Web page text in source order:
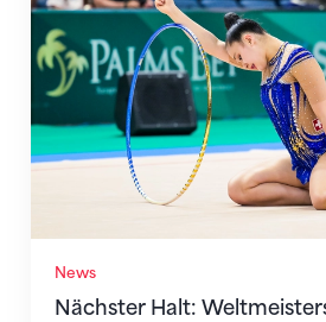
News
Nächster Halt: